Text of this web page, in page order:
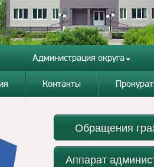
Администрация округа
Контакты
Обращения
Аппарат